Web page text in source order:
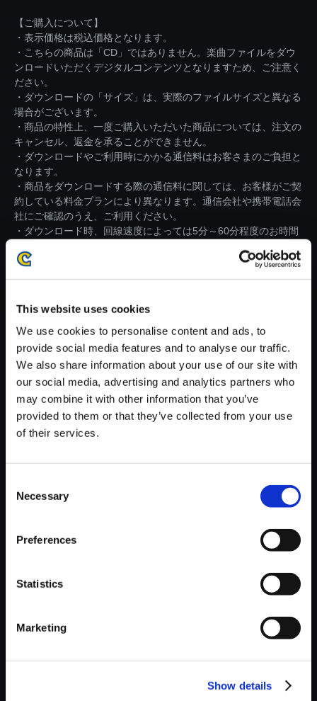
This website uses cookies
We use cookies to personalise content and ads, to
provide social media features and to analyse our traffic.
We also share information about your use of our site with
our social media, advertising and analytics partners who
may combine it with other information that you’ve
provided to them or that they’ve collected from your use
of their services.
Selection
Necessary
Preferences
Statistics
Marketing
Show details
【ご購入について】
・表示価格は税込価格となります。
・こちらの商品は「CD」ではありません。楽曲ファイルをダウ
ンロードいただくデジタルコンテンツとなりますため、ご注意く
ださい。
・ダウンロードの「サイズ」は、実際のファイルサイズと異なる
場合がございます。
・商品の特性上、一度ご購入いただいた商品については、注文の
キャンセル、返金を承ることができません。
・ダウンロードやご利用時にかかる通信料はお客さまのご負担と
なります。
・商品をダウンロードする際の通信料に関しては、お客様がご契
約している料金プランにより異なります。通信会社や携帯電話会
社にご確認のうえ、ご利用ください。
・ダウンロード時、回線速度によっては5分～60分程度のお時間
※ご購入いただいたファイルのダウンロードの際には、通信環境
【単曲】バイオハザード 6 オリ
ジナル・サウンドトラック Indis
position
おすすめ商品